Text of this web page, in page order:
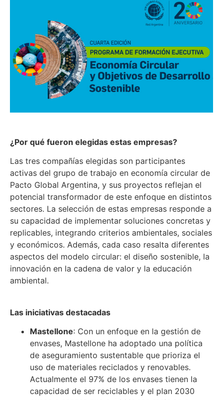
¿Por qué fueron elegidas estas empresas?
Las tres compañías elegidas son participantes
activas del grupo de trabajo en economía circular de
Pacto Global Argentina, y sus proyectos reflejan el
potencial transformador de este enfoque en distintos
sectores. La selección de estas empresas responde a
su capacidad de implementar soluciones concretas y
replicables, integrando criterios ambientales, sociales
y económicos. Además, cada caso resalta diferentes
aspectos del modelo circular: el diseño sostenible, la
innovación en la cadena de valor y la educación
ambiental.
Las iniciativas destacadas
Mastellone: Con un enfoque en la gestión de
envases, Mastellone ha adoptado una política
de aseguramiento sustentable que prioriza el
uso de materiales reciclados y renovables.
Actualmente el 97% de los envases tienen la
capacidad de ser reciclables y el plan 2030